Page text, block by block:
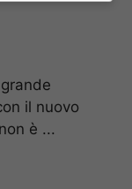
il nuovo
è ...